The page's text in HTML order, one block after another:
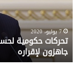
القديم..والبرلمان:
جاهزون
لإقراره
7 يوليو، 2020
تحركات حكومية
جاهزون لإقراره